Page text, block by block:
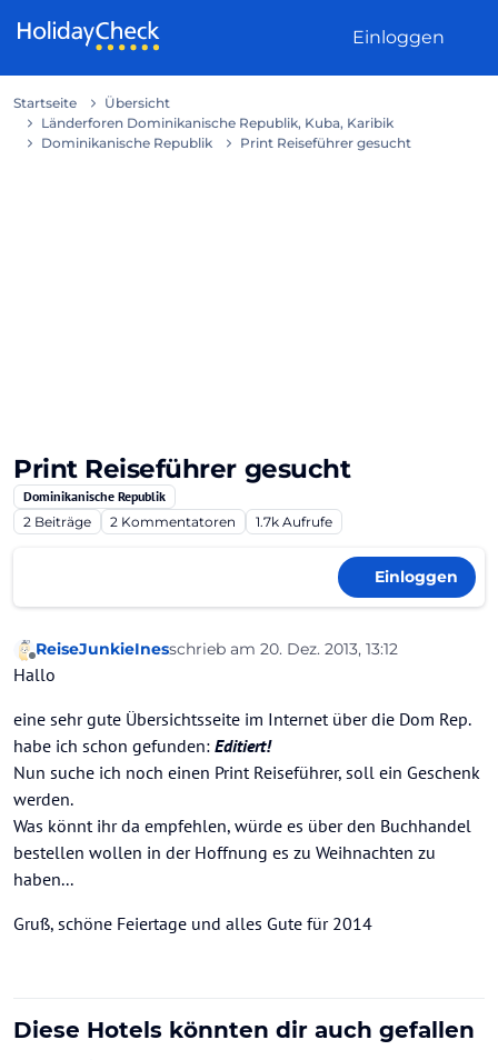
Einloggen
Startseite
Übersicht
Länderforen Dominikanische Republik, Kuba, Karibik
Dominikanische Republik
Print Reiseführer gesucht
Print Reiseführer gesucht
Dominikanische Republik
2 Beiträge 2 Kommentatoren 1.7k Aufrufe
Einloggen
Offline
ReiseJunkieInesschrieb am 20. Dez. 2013, 13:12
zuletzt editiert von
Hallo
eine sehr gute Übersichtsseite im Internet über die Dom Rep.
habe ich schon gefunden: Editiert!
Nun suche ich noch einen Print Reiseführer, soll ein Geschenk
werden.
Was könnt ihr da empfehlen, würde es über den Buchhandel
bestellen wollen in der Hoffnung es zu Weihnachten zu
haben...
Gruß, schöne Feiertage und alles Gute für 2014